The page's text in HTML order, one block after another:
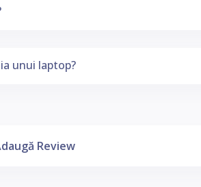
unui laptop?
Review